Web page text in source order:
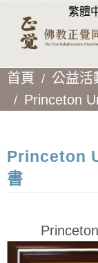
繁體
首頁 公益活
Princeton
Princeton
書